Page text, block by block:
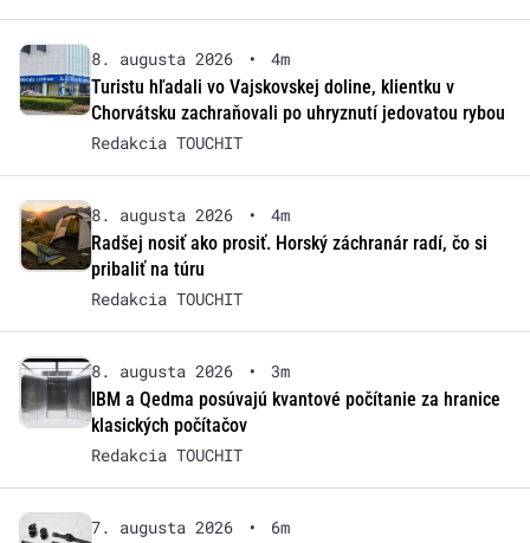
8. augusta 2026 •
4m
Turistu hľadali vo Vajskovskej doline, klientku v
Chorvátsku zachraňovali po uhryznutí jedovatou rybou
Redakcia TOUCHIT
8. augusta 2026 •
4m
Radšej nosiť ako prosiť. Horský záchranár radí, čo si
pribaliť na túru
Redakcia TOUCHIT
8. augusta 2026 •
3m
IBM a Qedma posúvajú kvantové počítanie za hranice
klasických počítačov
Redakcia TOUCHIT
7. augusta 2026 •
6m